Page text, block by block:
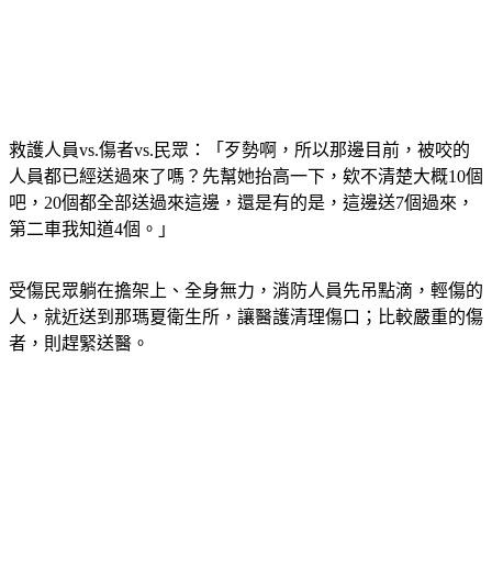
救護人員vs.傷者vs.民眾：「歹勢啊，所以那邊目前，被咬的
人員都已經送過來了嗎？先幫她抬高一下，欸不清楚大概10個
吧，20個都全部送過來這邊，還是有的是，這邊送7個過來，
第二車我知道4個。」
受傷民眾躺在擔架上、全身無力，消防人員先吊點滴，輕傷的
人，就近送到那瑪夏衛生所，讓醫護清理傷口；比較嚴重的傷
者，則趕緊送醫。